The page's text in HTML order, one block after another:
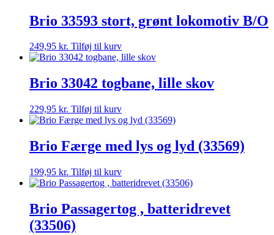
Brio 33593 stort, grønt lokomotiv B/O
249,95 kr. Tilføj til kurv
Brio 33042 togbane, lille skov
229,95 kr. Tilføj til kurv
Brio Færge med lys og lyd (33569)
199,95 kr. Tilføj til kurv
Brio Passagertog , batteridrevet
(33506)